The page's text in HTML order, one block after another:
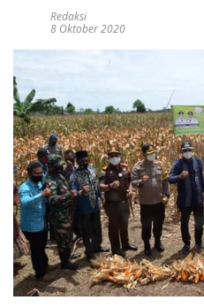
Redaksi
8 Oktober 2020